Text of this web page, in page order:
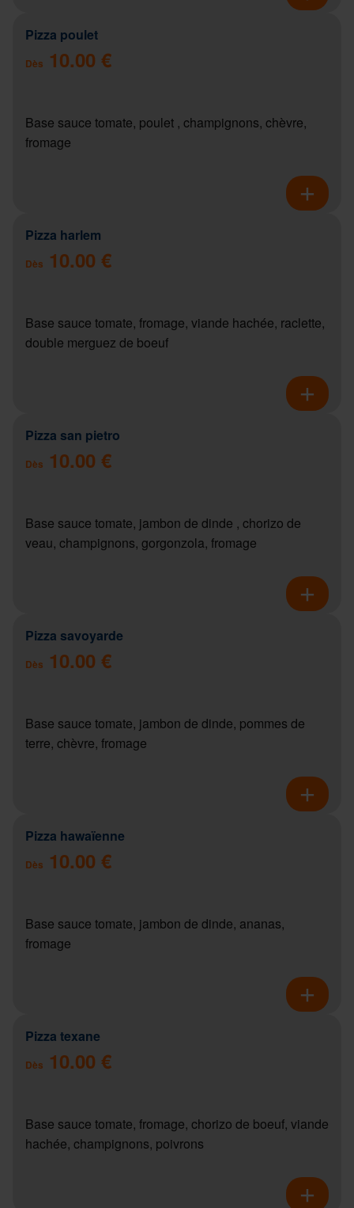
Pizza poulet
Dès 10.00 €
Base sauce tomate, poulet , champignons, chèvre,
fromage
Pizza harlem
Dès 10.00 €
Base sauce tomate, fromage, viande hachée, raclette,
double merguez de boeuf
Pizza san pietro
Dès 10.00 €
Base sauce tomate, jambon de dinde , chorizo de
veau, champignons, gorgonzola, fromage
Pizza savoyarde
Dès 10.00 €
Base sauce tomate, jambon de dinde, pommes de
terre, chèvre, fromage
Pizza hawaïenne
Dès 10.00 €
Base sauce tomate, jambon de dinde, ananas,
fromage
Pizza texane
Dès 10.00 €
Base sauce tomate, fromage, chorizo de boeuf, viande
hachée, champignons, poivrons